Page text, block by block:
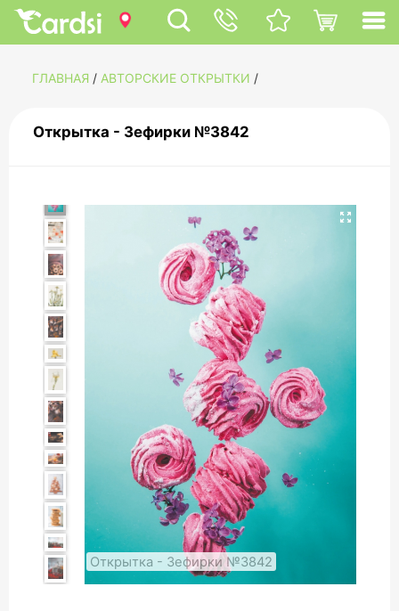
ГЛАВНАЯ / АВТОРСКИЕ ОТКРЫТКИ /
Открытка - Зефирки №3842
Открытка - Зефирки №3842